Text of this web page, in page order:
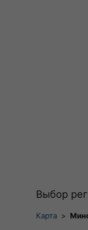
Выбор
Карта >